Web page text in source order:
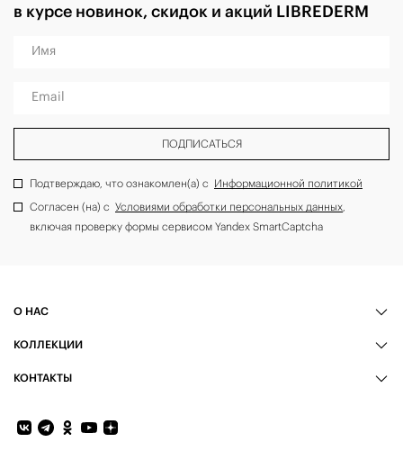
в курсе новинок, скидок и акций LIBREDERM
Имя
Email
ПОДПИСАТЬСЯ
Подтверждаю, что ознакомлен(а) с Информационной политикой
Согласен (на) с Условиями обработки персональных данных,
включая проверку формы сервисом Yandex SmartCaptcha
О НАС
КОЛЛЕКЦИИ
КОНТАКТЫ